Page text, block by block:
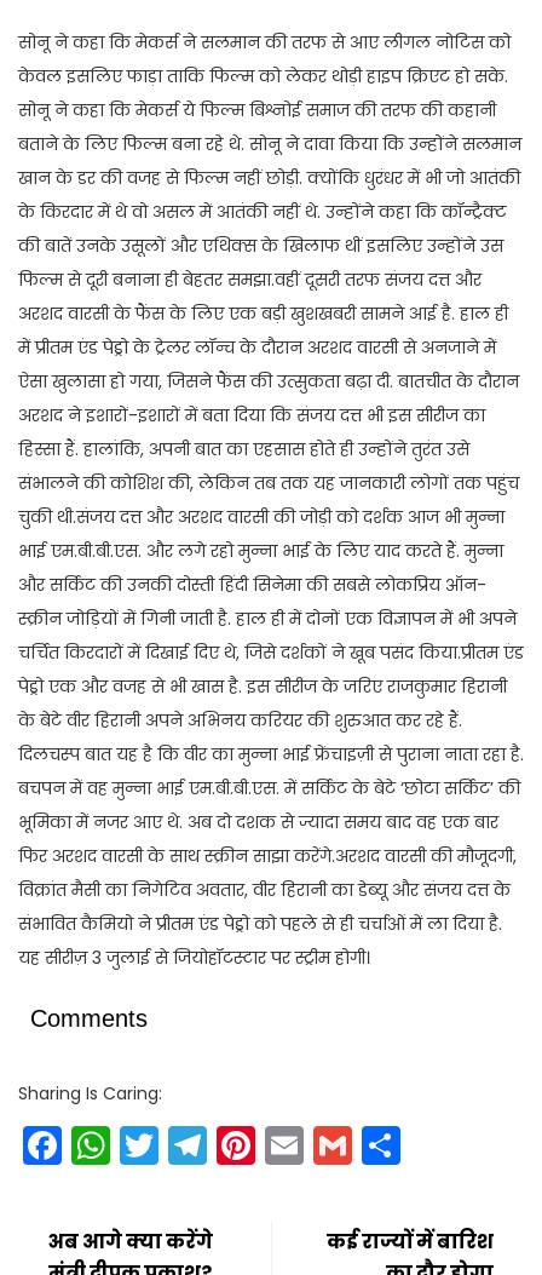
सोनू ने कहा कि मेकर्स ने सलमान की तरफ से आए लीगल नोटिस को
केवल इसलिए फाड़ा ताकि फिल्म को लेकर थोड़ी हाइप क्रिएट हो सके.
सोनू ने कहा कि मेकर्स ये फिल्म बिश्नोई समाज की तरफ की कहानी
बताने के लिए फिल्म बना रहे थे. सोनू ने दावा किया कि उन्होंने सलमान
खान के डर की वजह से फिल्म नहीं छोड़ी. क्योंकि धुरंधर में भी जो आतंकी
के किरदार में थे वो असल में आतंकी नहीं थे. उन्होंने कहा कि कॉन्ट्रैक्ट
की बातें उनके उसूलों और एथिक्स के खिलाफ थीं इसलिए उन्होंने उस
फिल्म से दूरी बनाना ही बेहतर समझा.वहीं दूसरी तरफ संजय दत्त और
अरशद वारसी के फैंस के लिए एक बड़ी खुशखबरी सामने आई है. हाल ही
में प्रीतम एंड पेड्रो के ट्रेलर लॉन्च के दौरान अरशद वारसी से अनजाने में
ऐसा खुलासा हो गया, जिसने फैंस की उत्सुकता बढ़ा दी. बातचीत के दौरान
अरशद ने इशारों-इशारों में बता दिया कि संजय दत्त भी इस सीरीज का
हिस्सा हैं. हालांकि, अपनी बात का एहसास होते ही उन्होंने तुरंत उसे
संभालने की कोशिश की, लेकिन तब तक यह जानकारी लोगों तक पहुंच
चुकी थी.संजय दत्त और अरशद वारसी की जोड़ी को दर्शक आज भी मुन्ना
भाई एम.बी.बी.एस. और लगे रहो मुन्ना भाई के लिए याद करते हैं. मुन्ना
और सर्किट की उनकी दोस्ती हिंदी सिनेमा की सबसे लोकप्रिय ऑन-
स्क्रीन जोड़ियों में गिनी जाती है. हाल ही में दोनों एक विज्ञापन में भी अपने
चर्चित किरदारों में दिखाई दिए थे, जिसे दर्शकों ने खूब पसंद किया.प्रीतम एंड
पेड्रो एक और वजह से भी खास है. इस सीरीज के जरिए राजकुमार हिरानी
के बेटे वीर हिरानी अपने अभिनय करियर की शुरुआत कर रहे हैं.
दिलचस्प बात यह है कि वीर का मुन्ना भाई फ्रेंचाइज़ी से पुराना नाता रहा है.
बचपन में वह मुन्ना भाई एम.बी.बी.एस. में सर्किट के बेटे ‘छोटा सर्किट’ की
भूमिका में नजर आए थे. अब दो दशक से ज्यादा समय बाद वह एक बार
फिर अरशद वारसी के साथ स्क्रीन साझा करेंगे.अरशद वारसी की मौजूदगी,
विक्रांत मैसी का निगेटिव अवतार, वीर हिरानी का डेब्यू और संजय दत्त के
संभावित कैमियो ने प्रीतम एंड पेड्रो को पहले से ही चर्चाओं में ला दिया है.
यह सीरीज़ 3 जुलाई से जियोहॉटस्टार पर स्ट्रीम होगी।
Comments
Sharing Is Caring:
Facebook
WhatsApp
Twitter
Telegram
Pinterest
EmailGmail
अब आगे क्या करेंगे
कई राज्यों में बारिश